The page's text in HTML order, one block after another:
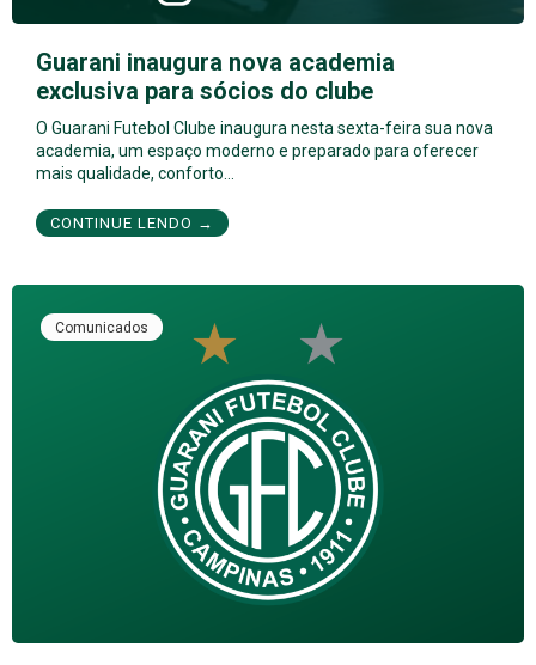
Guarani inaugura nova academia
exclusiva para sócios do clube
O Guarani Futebol Clube inaugura nesta sexta-feira sua nova
academia, um espaço moderno e preparado para oferecer
mais qualidade, conforto…
CONTINUE LENDO →
Comunicados